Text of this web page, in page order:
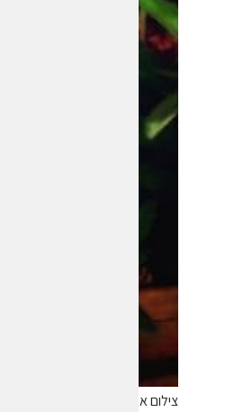
צילום אינס כהן